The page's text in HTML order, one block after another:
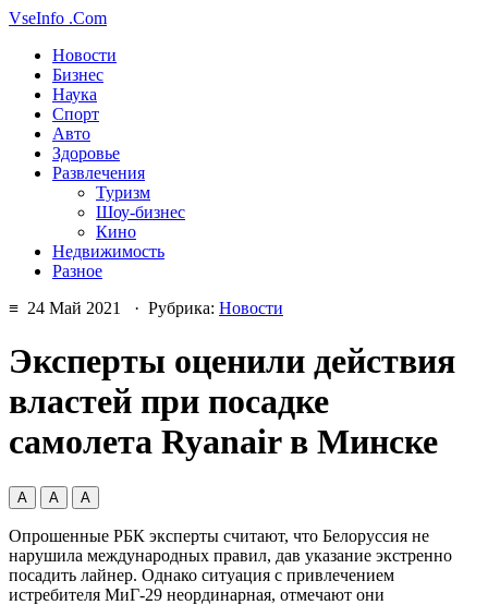
VseInfo .Com
Новости
Бизнес
Наука
Спорт
Авто
Здоровье
Развлечения
Туризм
Шоу-бизнес
Кино
Недвижимость
Разное
≡ 24 Май 2021 · Рубрика: Новости
Эксперты оценили действия
властей при посадке
самолета Ryanair в Минске
А А А
Опрошенные РБК эксперты считают, что Белоруссия не
нарушила международных правил, дав указание экстренно
посадить лайнер. Однако ситуация с привлечением
истребителя МиГ-29 неординарная, отмечают они